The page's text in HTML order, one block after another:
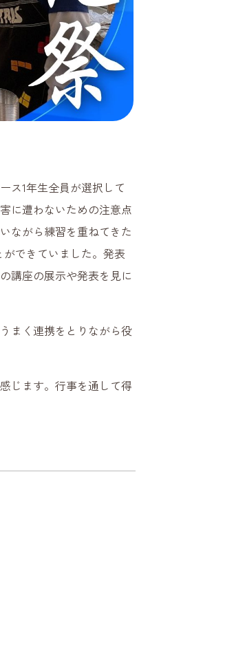
ス1年生全員が選択して
に遭わないための注意点
ながら練習を重ねてきた
できていました。発表
講座の展示や発表を見に
まく連携をとりながら役
じます。行事を通して得